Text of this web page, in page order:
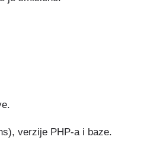
verzije PHP-a i baze.